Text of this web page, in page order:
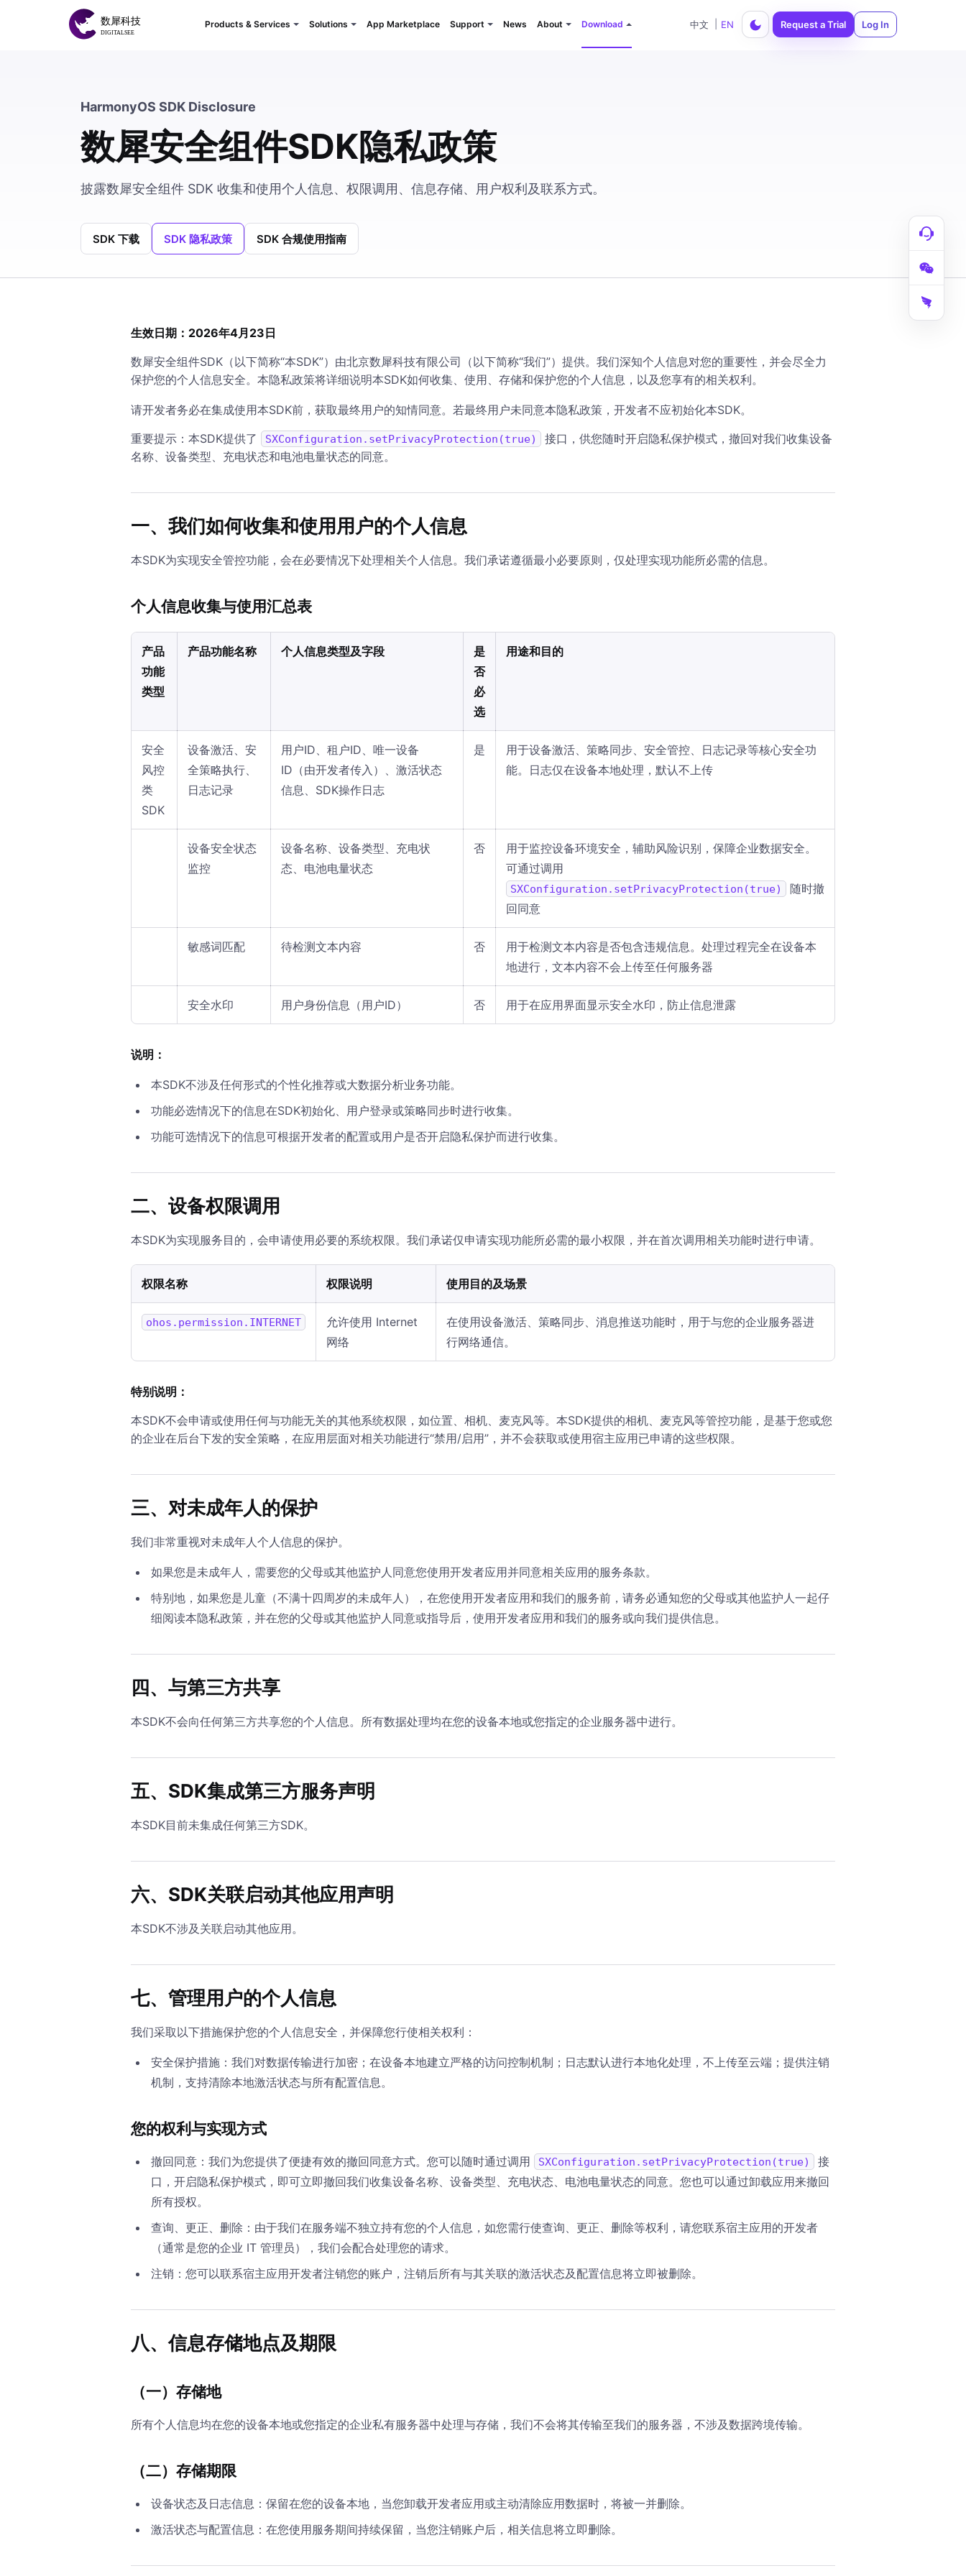
Products & Services Solutions App Marketplace Support News About Download 中文 EN Request a Trial Log In
HarmonyOS SDK Disclosure
数犀安全组件SDK隐私政策
披露数犀安全组件 SDK 收集和使用个人信息、权限调用、信息存储、用户权利及联系方式。
SDK 下载 SDK 隐私政策 SDK 合规使用指南
生效日期：2026年4月23日
数犀安全组件SDK（以下简称“本SDK”）由北京数犀科技有限公司（以下简称“我们”）提供。我们深知个人信息对您的重要性，并会尽全力
保护您的个人信息安全。本隐私政策将详细说明本SDK如何收集、使用、存储和保护您的个人信息，以及您享有的相关权利。
请开发者务必在集成使用本SDK前，获取最终用户的知情同意。若最终用户未同意本隐私政策，开发者不应初始化本SDK。
重要提示：本SDK提供了
SXConfiguration.setPrivacyProtection(true)
接口，供您随时开启隐私保护模式，撤回对我们收集设备
名称、设备类型、充电状态和电池电量状态的同意。
一、我们如何收集和使用用户的个人信息
本SDK为实现安全管控功能，会在必要情况下处理相关个人信息。我们承诺遵循最小必要原则，仅处理实现功能所必需的信息。
个人信息收集与使用汇总表
产品
功能
类型
产品功能名称 个人信息类型及字段
是
否
必
选
用途和目的
安全
风控
类
SDK
设备激活、安
全策略执行、
日志记录
用户ID、租户ID、唯一设备
ID（由开发者传入）、激活状态
信息、SDK操作日志
是
用于设备激活、策略同步、安全管控、日志记录等核心安全功
能。日志仅在设备本地处理，默认不上传
设备安全状态
监控
设备名称、设备类型、充电状
态、电池电量状态
否
用于监控设备环境安全，辅助风险识别，保障企业数据安全。
可通过调用
SXConfiguration.setPrivacyProtection(true)
随时撤
回同意
敏感词匹配 待检测文本内容 否
用于检测文本内容是否包含违规信息。处理过程完全在设备本
地进行，文本内容不会上传至任何服务器
安全水印 用户身份信息（用户ID） 否 用于在应用界面显示安全水印，防止信息泄露
说明：
本SDK不涉及任何形式的个性化推荐或大数据分析业务功能。
功能必选情况下的信息在SDK初始化、用户登录或策略同步时进行收集。
功能可选情况下的信息可根据开发者的配置或用户是否开启隐私保护而进行收集。
二、设备权限调用
本SDK为实现服务目的，会申请使用必要的系统权限。我们承诺仅申请实现功能所必需的最小权限，并在首次调用相关功能时进行申请。
权限名称 权限说明 使用目的及场景
ohos.permission.INTERNET
允许使用 Internet
网络
在使用设备激活、策略同步、消息推送功能时，用于与您的企业服务器进
行网络通信。
特别说明：
本SDK不会申请或使用任何与功能无关的其他系统权限，如位置、相机、麦克风等。本SDK提供的相机、麦克风等管控功能，是基于您或您
的企业在后台下发的安全策略，在应用层面对相关功能进行“禁用/启用”，并不会获取或使用宿主应用已申请的这些权限。
三、对未成年人的保护
我们非常重视对未成年人个人信息的保护。
如果您是未成年人，需要您的父母或其他监护人同意您使用开发者应用并同意相关应用的服务条款。
特别地，如果您是儿童（不满十四周岁的未成年人），在您使用开发者应用和我们的服务前，请务必通知您的父母或其他监护人一起仔
细阅读本隐私政策，并在您的父母或其他监护人同意或指导后，使用开发者应用和我们的服务或向我们提供信息。
四、与第三方共享
本SDK不会向任何第三方共享您的个人信息。所有数据处理均在您的设备本地或您指定的企业服务器中进行。
五、SDK集成第三方服务声明
本SDK目前未集成任何第三方SDK。
六、SDK关联启动其他应用声明
本SDK不涉及关联启动其他应用。
七、管理用户的个人信息
我们采取以下措施保护您的个人信息安全，并保障您行使相关权利：
安全保护措施：我们对数据传输进行加密；在设备本地建立严格的访问控制机制；日志默认进行本地化处理，不上传至云端；提供注销
机制，支持清除本地激活状态与所有配置信息。
您的权利与实现方式
撤回同意：我们为您提供了便捷有效的撤回同意方式。您可以随时通过调用 SXConfiguration.setPrivacyProtection(true)
接
口，开启隐私保护模式，即可立即撤回我们收集设备名称、设备类型、充电状态、电池电量状态的同意。您也可以通过卸载应用来撤回
所有授权。
查询、更正、删除：由于我们在服务端不独立持有您的个人信息，如您需行使查询、更正、删除等权利，请您联系宿主应用的开发者
（通常是您的企业 IT 管理员），我们会配合处理您的请求。
注销：您可以联系宿主应用开发者注销您的账户，注销后所有与其关联的激活状态及配置信息将立即被删除。
八、信息存储地点及期限
（一）存储地
所有个人信息均在您的设备本地或您指定的企业私有服务器中处理与存储，我们不会将其传输至我们的服务器，不涉及数据跨境传输。
（二）存储期限
设备状态及日志信息：保留在您的设备本地，当您卸载开发者应用或主动清除应用数据时，将被一并删除。
激活状态与配置信息：在您使用服务期间持续保留，当您注销账户后，相关信息将立即删除。